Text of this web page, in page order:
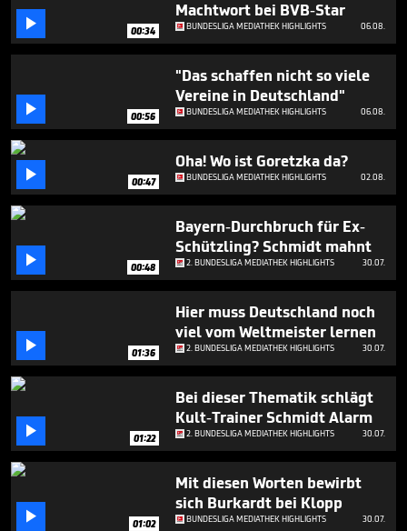
minute,
seconds
 00:34
Machtwort bei BVB-Star
BUNDESLIGA MEDIATHEK HIGHLIGHTS 06.08.
 00:56
"Das schaffen nicht so viele
Vereine in Deutschland"
BUNDESLIGA MEDIATHEK HIGHLIGHTS 06.08.
 00:47
Oha! Wo ist Goretzka da?
BUNDESLIGA MEDIATHEK HIGHLIGHTS 02.08.
 00:48
Bayern-Durchbruch für Ex-
Schützling? Schmidt mahnt
2. BUNDESLIGA MEDIATHEK HIGHLIGHTS 30.07.
 01:36
Hier muss Deutschland noch
viel vom Weltmeister lernen
2. BUNDESLIGA MEDIATHEK HIGHLIGHTS 30.07.
 01:22
Bei dieser Thematik schlägt
Kult-Trainer Schmidt Alarm
2. BUNDESLIGA MEDIATHEK HIGHLIGHTS 30.07.
 01:02
Mit diesen Worten bewirbt
sich Burkardt bei Klopp
BUNDESLIGA MEDIATHEK HIGHLIGHTS 30.07.